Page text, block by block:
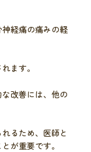
経痛の痛みの軽
ます。
改善には、他の
るため、医師と
が重要です。